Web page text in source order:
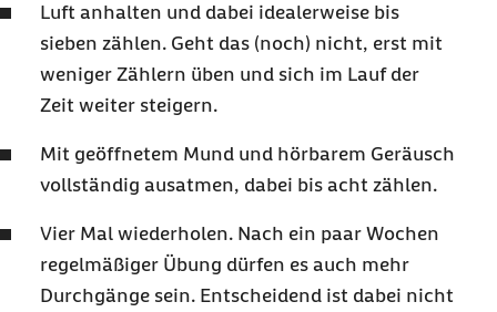
Luft anhalten und dabei idealerweise bis
sieben zählen. Geht das (noch) nicht, erst mit
weniger Zählern üben und sich im Lauf der
Zeit weiter steigern.
Mit geöffnetem Mund und hörbarem Geräusch
vollständig ausatmen, dabei bis acht zählen.
Vier Mal wiederholen. Nach ein paar Wochen
regelmäßiger Übung dürfen es auch mehr
Durchgänge sein. Entscheidend ist dabei nicht